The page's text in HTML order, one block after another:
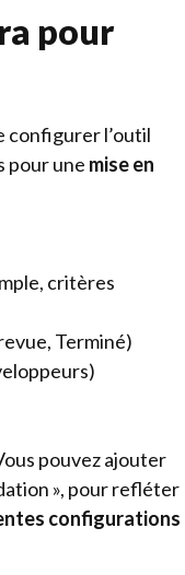
pour
configurer l’outil
pour une mise en
critères
Terminé)
pouvez ajouter
», pour refléter
configurations